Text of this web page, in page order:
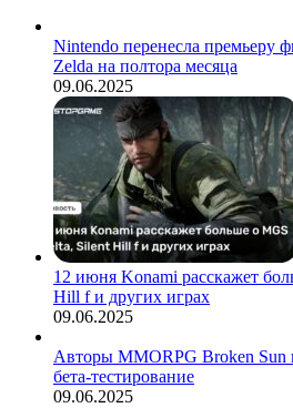
Nintendo перенесла премьеру
Zelda на полтора месяца
09.06.2025
12 июня Konami расскажет
Hill f и других играх
09.06.2025
Авторы MMORPG Broken Sun
бета-тестирование
09.06.2025